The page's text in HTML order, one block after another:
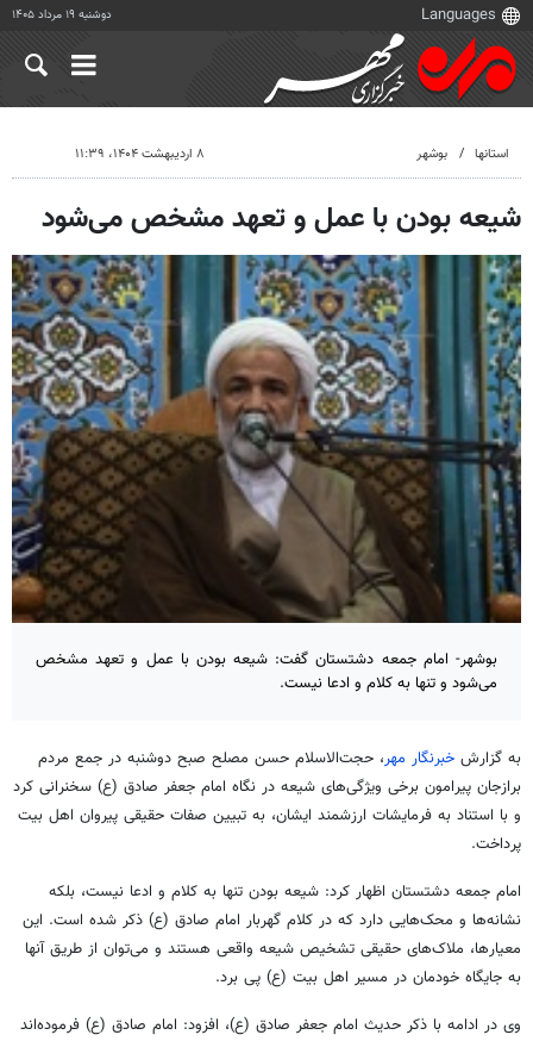
دوشنبه ۱۹ مرداد ۱۴۰۵
استانها بوشهر ۸ اردیبهشت ۱۴۰۴، ۱۱:۳۹
شیعه بودن با عمل و تعهد مشخص می‌شود
بوشهر- امام جمعه دشتستان گفت: شیعه بودن با عمل و تعهد مشخص
می‌شود و تنها به کلام و ادعا نیست.
به گزارش خبرنگار مهر، حجت‌الاسلام حسن مصلح صبح دوشنبه در جمع مردم
برازجان پیرامون برخی ویژگی‌های شیعه در نگاه امام جعفر صادق (ع) سخنرانی کرد
و با استناد به فرمایشات ارزشمند ایشان، به تبیین صفات حقیقی پیروان اهل بیت
پرداخت.
امام جمعه دشتستان اظهار کرد: شیعه بودن تنها به کلام و ادعا نیست، بلکه
نشانه‌ها و محک‌هایی دارد که در کلام گهربار امام صادق (ع) ذکر شده است. این
معیارها، ملاک‌های حقیقی تشخیص شیعه واقعی هستند و می‌توان از طریق آنها
به جایگاه خودمان در مسیر اهل بیت (ع) پی برد.
وی در ادامه با ذکر حدیث امام جعفر صادق (ع)، افزود: امام صادق (ع) فرموده‌اند